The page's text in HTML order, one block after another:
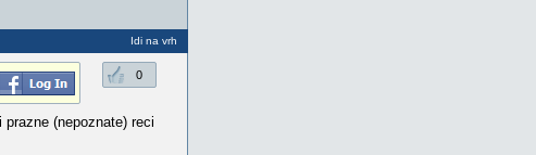
Idi na vrh
0
(nepoznate) reci